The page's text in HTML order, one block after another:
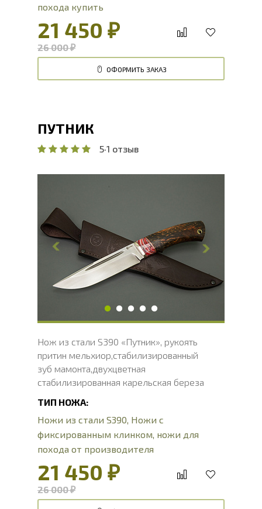
похода купить
21 450 ₽
26 000 ₽
ОФОРМИТЬ ЗАКАЗ
ПУТНИК
5·1 отзыв
Общая длина, мм
Длина клинка, мм
Ширина клинка, мм
30.9
Толщина обуха, мм
3.8
Ширина рукояти, мм
31.9
Длина рукояти, мм
Толщина рукояти, мм
22.5
Твердость клинка, HRC
66 - 68 HRC
Нож из стали S390 «Путник», рукоять
притин мельхиор,стабилизированный
зуб мамонта,двухцветная
стабилизированная карельская береза
ТИП НОЖА:
Ножи из стали S390, Ножи с
фиксированным клинком, ножи для
похода от производителя
21 450 ₽
26 000 ₽